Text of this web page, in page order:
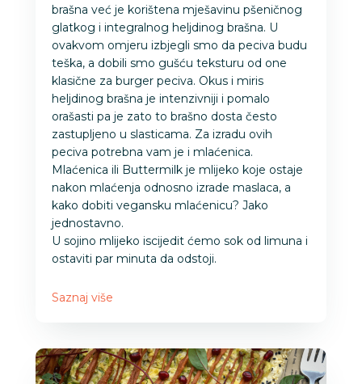
brašna već je korištena mješavinu pšeničnog
glatkog i integralnog heljdinog brašna. U
ovakvom omjeru izbjegli smo da peciva budu
teška, a dobili smo gušću teksturu od one
klasične za burger peciva. Okus i miris
heljdinog brašna je intenzivniji i pomalo
orašasti pa je zato to brašno dosta često
zastupljeno u slasticama. Za izradu ovih
peciva potrebna vam je i mlaćenica.
Mlaćenica ili Buttermilk je mlijeko koje ostaje
nakon mlaćenja odnosno izrade maslaca, a
kako dobiti vegansku mlaćenicu? Jako
jednostavno.
U sojino mlijeko iscijedit ćemo sok od limuna i
ostaviti par minuta da odstoji.
Saznaj više